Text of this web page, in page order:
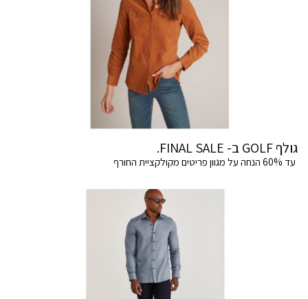
גולף GOLF ב- FINAL SALE.
עד 60% הנחה על מגוון פריטים מקולקציית החורף